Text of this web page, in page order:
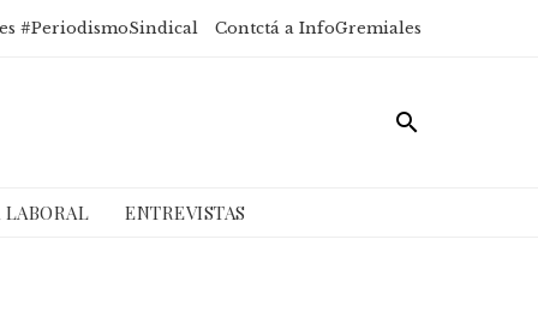
#PeriodismoSindical Contctá a InfoGremiales
LABORAL ENTREVISTAS